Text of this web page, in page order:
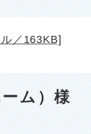
／163KB]
ム）様